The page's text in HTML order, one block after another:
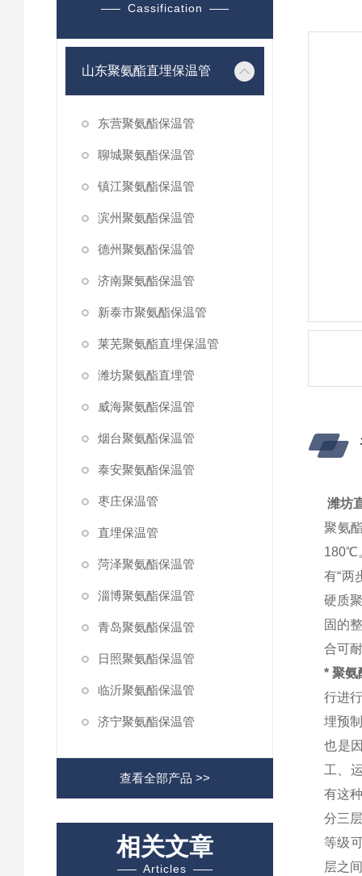
Cassification
山东聚氨酯直埋保温管
东营聚氨酯保温管
聊城聚氨酯保温管
镇江聚氨酯保温管
滨州聚氨酯保温管
德州聚氨酯保温管
济南聚氨酯保温管
新泰市聚氨酯保温管
莱芜聚氨酯直埋保温管
潍坊聚氨酯直埋管
威海聚氨酯保温管
烟台聚氨酯保温管
泰安聚氨酯保温管
枣庄保温管
直埋保温管
菏泽聚氨酯保温管
淄博聚氨酯保温管
青岛聚氨酯保温管
日照聚氨酯保温管
临沂聚氨酯保温管
济宁聚氨酯保温管
查看全部产品 >>
相关文章
Articles
潍坊
聚氨
180℃
有“两
硬质
固的
合可
* 聚氨
行进
埋预
也是
工、
有这
分三
等级
层之